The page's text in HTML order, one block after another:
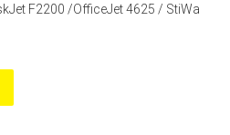
F2200 /OfficeJet 4625 / StiWa